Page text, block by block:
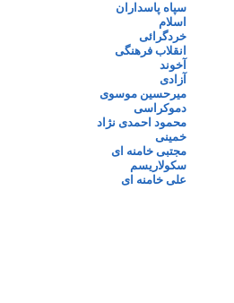
سپاه پاسداران
اسلام
خردگرائی
انقلاب فرهنگی
آخوند
آزادی
میرحسین موسوی
دموکراسی
محمود احمدی نژاد
خمینی
مجتبی خامنه ای
سکولاریسم
علی خامنه ای